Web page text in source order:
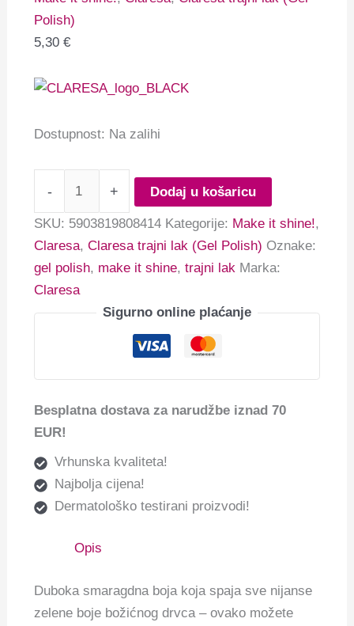
Polish)
5,30€
Dostupnost: Na zalihi
- + Dodaj u košaricu
SKU: 5903819808414 Kategorije: Make it shine!,
Claresa,Claresa trajni lak (Gel Polish) Oznake:
gel polish, make it shine,trajni lak Marka:
Claresa
Sigurno online plaćanje
Besplatna dostava za narudžbe iznad 70
EUR!
Vrhunska kvaliteta!
Najbolja cijena!
Dermatološko testirani proizvodi!
Opis
Duboka smaragdna boja koja spaja sve nijanse
zelene boje božićnog drvca – ovako možete